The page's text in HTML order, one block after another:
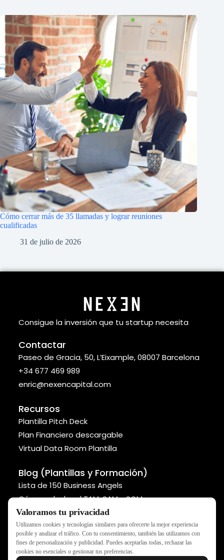
Valoramos tu privacidad
Utilizamos cookies y tecnologías similares para ofrecerte la mejor experiencia
posible y analizar el tráfico. Con tu consentimiento, también las utilizamos con
fines de personalización y publicidad. Puedes aceptarlas todas, rechazar las
cookies no esenciales o gestionar tus preferencias.
Cómo cerrar más de 35 llamadas y lograr reuniones
cualificadas
31 de julio de 2026
Consigue la inversión que tu startup necesita
Contactar
Paseo de Gracia, 50, L’Eixample, 08007 Barcelona
+34 677 469 989
enric@nexencapital.com
Recursos
Plantilla Pitch Deck
Plan Financiero descargable
Virtual Data Room Plantilla
Blog (Plantillas y Formación)
Lista de 150 Business Angels
Cómo calcular el TAM, SAM y SOM
Métodos para valorar tu startup